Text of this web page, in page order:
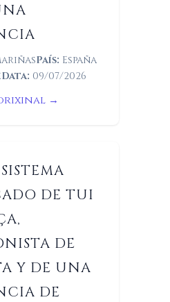
País: España
Data: 09/07/2026
→
DE TUI
DE
Y DE UNA
DE